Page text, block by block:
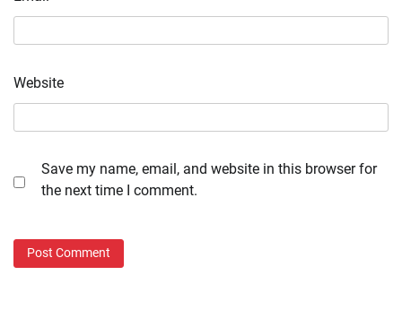
Website
Save my name, email, and website in this browser for
the next time I comment.